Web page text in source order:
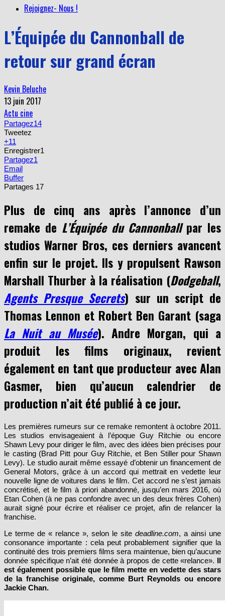
Rejoignez- Nous !
L’Équipée du Cannonball de
retour sur grand écran
Kevin Beluche
13 juin 2017
Actu cine
Partagez14
Tweetez
+11
Enregistrer1
Partagez1
Email
Buffer
Partages 17
Plus de cinq ans après l’annonce d’un
remake de L’Équipée du Cannonballpar les
studios Warner Bros, ces derniers avancent
enfin sur le projet. Ils y propulsent Rawson
Marshall Thurber à la réalisation (Dodgeball,
Agents Presque Secrets) sur un script de
Thomas Lennon et Robert Ben Garant (saga
La Nuit au Musée). Andre Morgan, qui a
produit les films originaux, revient
également en tant que producteur avec Alan
Gasmer, bien qu’aucun calendrier de
production n’ait été publié à ce jour.
Les premières rumeurs sur ce remake remontent à octobre 2011.
Les studios envisageaient à l’époque Guy Ritchie ou encore
Shawn Levy pour diriger le film, avec des idées bien précises pour
le casting (Brad Pitt pour Guy Ritchie, et Ben Stiller pour Shawn
Levy). Le studio aurait même essayé d’obtenir un financement de
General Motors, grâce à un accord qui mettrait en vedette leur
nouvelle ligne de voitures dans le film. Cet accord ne s’est jamais
concrétisé, et le film à priori abandonné, jusqu’en mars 2016, où
Etan Cohen (à ne pas confondre avec un des deux frères Cohen)
aurait signé pour écrire et réaliser ce projet, afin de relancer la
franchise.
Le terme de « relance », selon le site deadline.com, a ainsi une
consonance importante : cela peut probablement signifier que la
continuité des trois premiers films sera maintenue, bien qu’aucune
donnée spécifique n’ait été donnée à propos de cette «relance». Il
est également possible que le film mette en vedette des stars
de la franchise originale, comme Burt Reynolds ou encore
Jackie Chan.